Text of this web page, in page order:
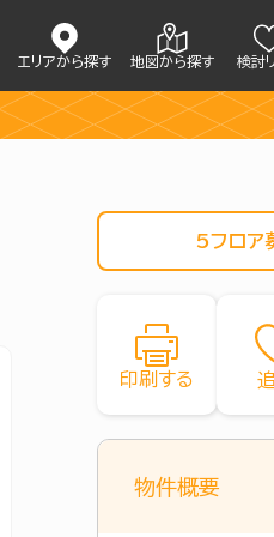
エリアから探す 地図から探す 検討
5フロア
印刷する
物件概要